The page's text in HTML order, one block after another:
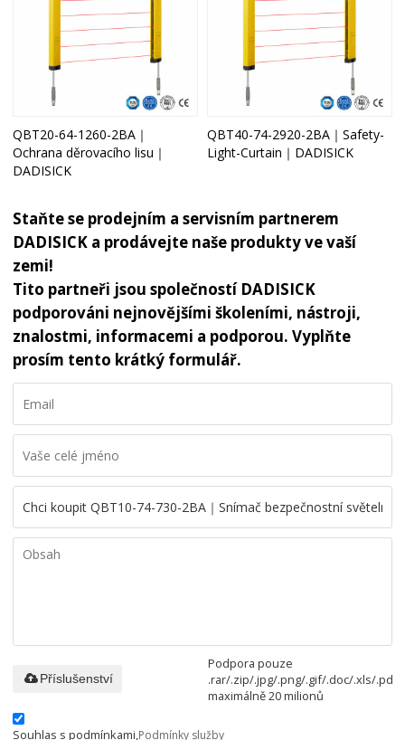
QBT20-64-1260-2BA｜
Ochrana děrovacího lisu｜
DADISICK
QBT40-74-2920-2BA｜Safety-
Light-Curtain｜DADISICK
Staňte se prodejním a servisním partnerem
DADISICK a prodávejte naše produkty ve vaší
zemi!
Tito partneři jsou společností DADISICK
podporováni nejnovějšími školeními, nástroji,
znalostmi, informacemi a podporou. Vyplňte
prosím tento krátký formulář.
Podpora pouze
.rar/.zip/.jpg/.png/.gif/.doc/.xls/.pdf,
maximálně 20 milionů
Příslušenství
Souhlas s podmínkami,Podmínky služby